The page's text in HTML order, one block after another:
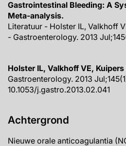
Gastrointestinal Bleeding: A
Meta-analysis.
Literatuur - Holster IL, Valkhoff
- Gastroenterology. 2013
Holster IL, Valkhoff VE, Kuipers
Gastroenterology. 2013
10.1053/j.gastro.2013.02.041
Achtergrond
Nieuwe orale anticoagulantia